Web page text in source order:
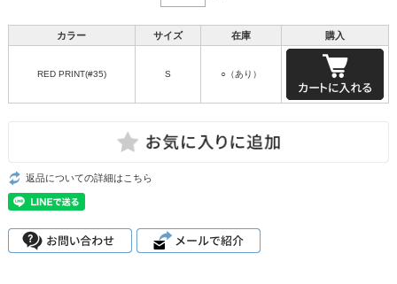
カラー サイズ 在庫 購入
RED PRINT(#35) S ○（あり）
返品についての詳細はこちら